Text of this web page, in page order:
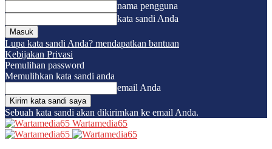
nama pengguna
kata sandi Anda
Lupa kata sandi Anda? mendapatkan bantuan
Kebijakan Privasi
Pemulihan password
Memulihkan kata sandi anda
email Anda
Sebuah kata sandi akan dikirimkan ke email Anda.
Wartamedia65